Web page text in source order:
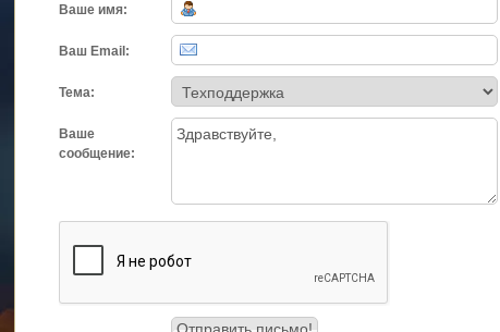
Ваше имя:
Ваш Email:
Тема:
Ваше
сообщение: